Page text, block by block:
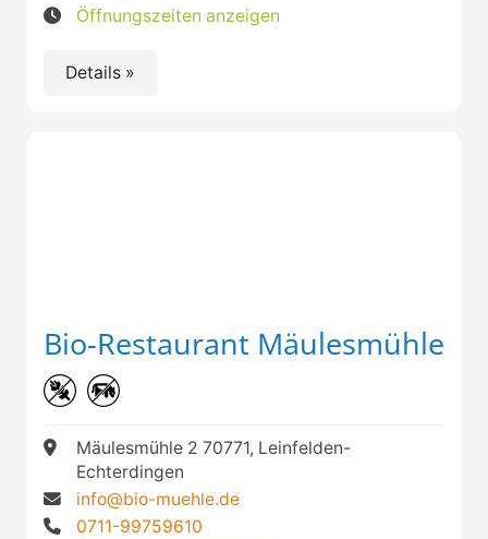
Öffnungszeiten anzeigen
Details »
Bio-Restaurant Mäulesmühle
Mäulesmühle 2 70771, Leinfelden-
Echterdingen
info@bio-muehle.de
0711-99759610